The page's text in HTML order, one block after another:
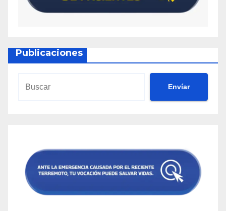
Supplement Ingredient Benefits
Ancient Keto Review – Should You Buy This
«Apple Cider Vinegar Gummy Supplement: A
Comprehensive Review of its Efficacy in
Weight Loss: Effective Methods for Seniors
Over 60
Apple Cider Vinegar Recipe for Weight Loss: 7
Homemade Solutions for College Students
Publicaciones
Envíar